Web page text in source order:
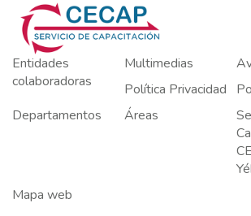
Entidades
colaboradoras
Multimedias
Política Privacidad
Departamentos
Áreas
Mapa web